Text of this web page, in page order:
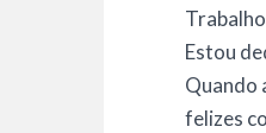
Estou
Quando
felizes